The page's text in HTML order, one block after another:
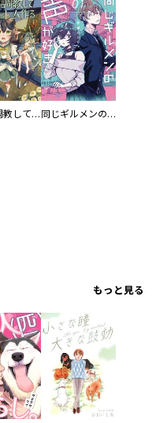
奴隷を調教してハーレム作る 同じギルメンの声が好き
もっと見る